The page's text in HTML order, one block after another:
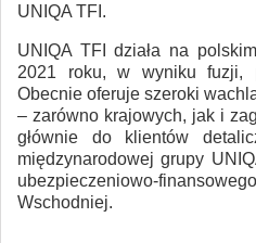
UNIQA TFI.
UNIQA TFI działa na
2021 roku, w wyniku fuzji,
Obecnie oferuje szeroki
– zarówno krajowych, jak i
głównie do klientów
międzynarodowej grupy
ubezpieczeniowo-
Wschodniej.